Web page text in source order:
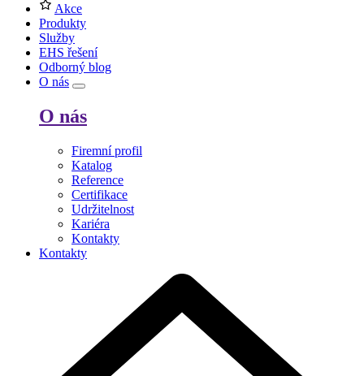
Akce
Produkty
Služby
EHS řešení
Odborný blog
O nás
O nás
Firemní profil
Katalog
Reference
Certifikace
Udržitelnost
Kariéra
Kontakty
Kontakty